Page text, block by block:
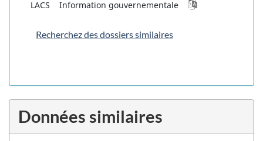
LACS
Information gouvernementale
Recherchez des dossiers similaires
Données similaires